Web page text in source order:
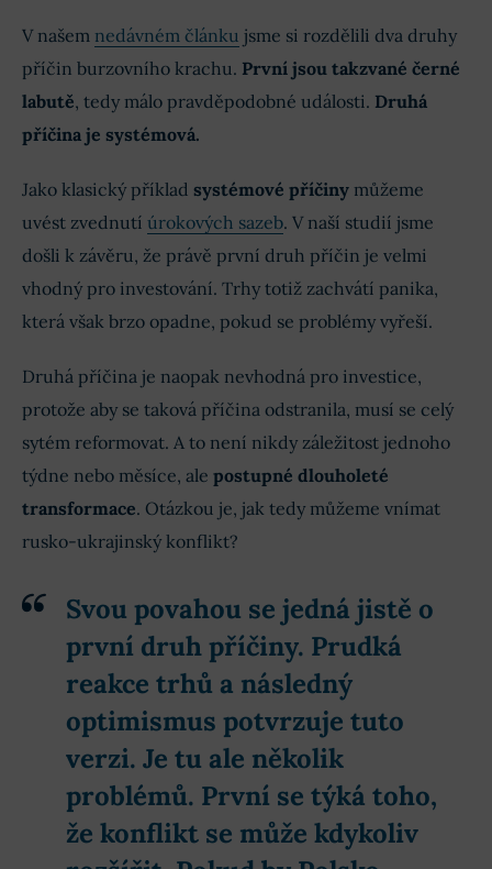
V našem nedávném článku jsme si rozdělili dva druhy
příčin burzovního krachu. První jsou takzvané černé
labutě, tedy málo pravděpodobné události. Druhá
příčina je systémová.
Jako klasický příklad systémové příčiny můžeme
uvést zvednutí úrokových sazeb. V naší studií jsme
došli k závěru, že právě první druh příčin je velmi
vhodný pro investování. Trhy totiž zachvátí panika,
která však brzo opadne, pokud se problémy vyřeší.
Druhá příčina je naopak nevhodná pro investice,
protože aby se taková příčina odstranila, musí se celý
sytém reformovat. A to není nikdy záležitost jednoho
týdne nebo měsíce, ale postupné dlouholeté
transformace. Otázkou je, jak tedy můžeme vnímat
rusko-ukrajinský konflikt?
Svou povahou se jedná jistě o
první druh příčiny. Prudká
reakce trhů a následný
optimismus potvrzuje tuto
verzi. Je tu ale několik
problémů. První se týká toho,
že konflikt se může kdykoliv